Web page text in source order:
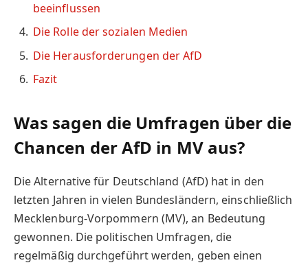
beeinflussen
Die Rolle der sozialen Medien
Die Herausforderungen der AfD
Fazit
Was sagen die Umfragen über die
Chancen der AfD in MV aus?
Die Alternative für Deutschland (AfD) hat in den
letzten Jahren in vielen Bundesländern, einschließlich
Mecklenburg-Vorpommern (MV), an Bedeutung
gewonnen. Die politischen Umfragen, die
regelmäßig durchgeführt werden, geben einen